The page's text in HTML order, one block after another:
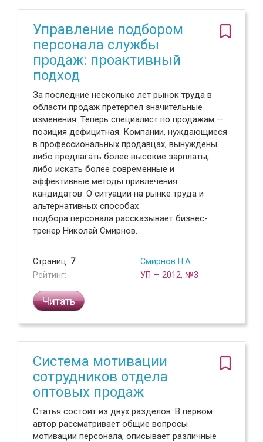
Управление подбором
персонала службы
продаж: проактивный
подход
За последние несколько лет рынок труда в
области продаж претерпел значительные
изменения. Теперь специалист по продажам —
позиция дефицитная. Компании, нуждающиеся
в профессиональных продавцах, вынуждены
либо предлагать более высокие зарплаты,
либо искать более современные и
эффективные методы привлечения
кандидатов. О ситуации на рынке труда и
альтернативных способах
подбора персонала рассказывает бизнес-
тренер Николай Смирнов.
Страниц: 7
Рейтинг:
Смирнов Н.А.
УП — 2012, №3
Читать
Система мотивации
сотрудников отдела
оптовых продаж
Статья состоит из двух разделов. В первом
автор рассматривает общие вопросы
мотивации персонала, описывает различные